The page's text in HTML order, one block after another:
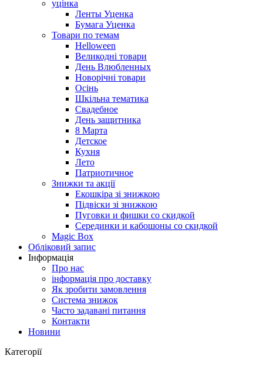
уцінка
Ленты Уценка
Бумага Уценка
Товари по темам
Helloween
Великодні товари
День Влюбленных
Новорічні товари
Осінь
Шкільна тематика
Свадебное
День защитника
8 Марта
Детское
Кухня
Лето
Патриотичное
Знижки та акції
Екошкіра зі знижкою
Підвіски зі знижкою
Пуговки и фишки со скидкой
Серединки и кабошоны со скидкой
Magic Box
Обліковий запис
Інформація
Про нас
інформація про доставку
Як зробити замовлення
Система знижок
Часто задавані питання
Контакти
Новини
Категорії